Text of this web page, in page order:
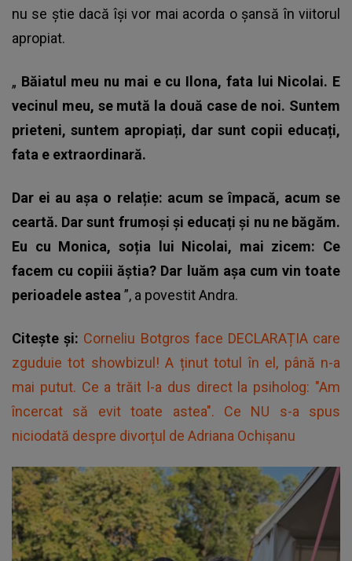
nu se știe dacă își vor mai acorda o șansă în viitorul
apropiat.
„ Băiatul meu nu mai e cu Ilona, fata lui Nicolai. E
vecinul meu, se mută la două case de noi. Suntem
prieteni, suntem apropiați, dar sunt copii educați,
fata e extraordinară.
Dar ei au așa o relație: acum se împacă, acum se
ceartă. Dar sunt frumoși și educați și nu ne băgăm.
Eu cu Monica, soția lui Nicolai, mai zicem: Ce
facem cu copiii ăștia? Dar luăm așa cum vin toate
perioadele astea ”, a povestit Andra.
Citește și: Corneliu Botgros face DECLARAȚIA care
zguduie tot showbizul! A ținut totul în el, până n-a
mai putut. Ce a trăit l-a dus direct la psiholog: "Am
încercat să evit toate astea". Ce NU s-a spus
niciodată despre divorțul de Adriana Ochișanu